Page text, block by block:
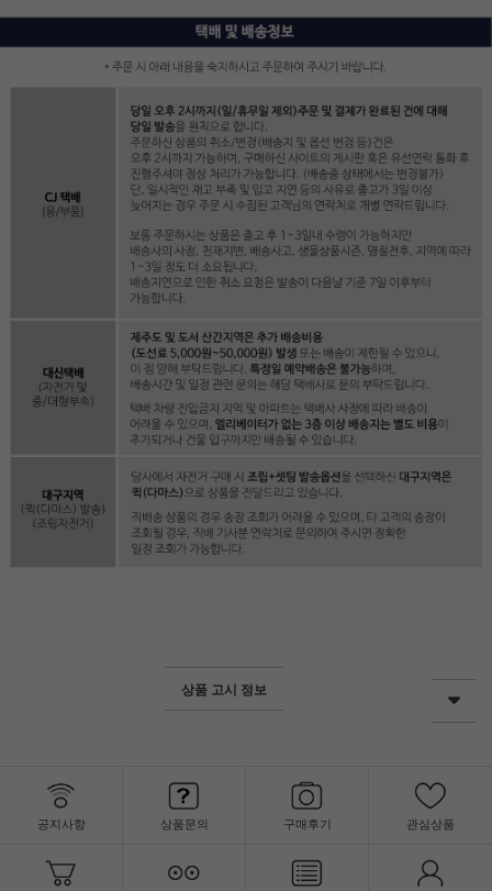
상품 고시 정보
공지사항 상품문의 구매후기 관심상품